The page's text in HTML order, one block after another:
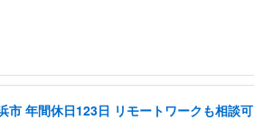
市 年間休日123日 リモートワークも相談可